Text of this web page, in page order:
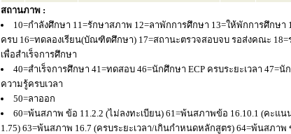
สถานภาพ :
10=กำลังศึกษา 11=รักษาสภาพ 12=ลาพักการศึกษา 13=ให้พักการศึกษ
ครบ 16=ทดลองเรียน(บัณฑิตศึกษา) 17=สถานะตรวจสอบจบ รอส่งคณะ
เพื่อสำเร็จการศึกษา
40=สำเร็จการศึกษา 41=ทดสอบ 46=นักศึกษา ECP ครบระยะเวลา 47=
ความรู้ครบเวลา
50=ลาออก
60=พ้นสภาพ ข้อ 11.2.2 (ไม่ลงทะเบียน) 61=พ้นสภาพข้อ 16.10.1 (คะแ
1.75) 63=พ้นสภาพ 16.7 (ครบระยะเวลา/เกินกำหนดหลักสูตร) 64=พ้นสภา